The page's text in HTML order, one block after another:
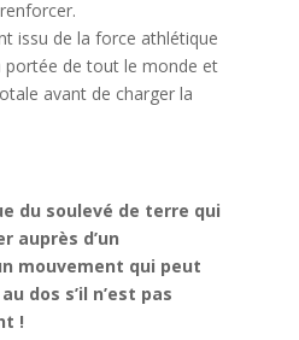
issu de la force athlétique
portée de tout le monde et
avant de charger la
du soulevé de terre qui
auprès d’un
mouvement qui peut
dos s’il n’est pas
!